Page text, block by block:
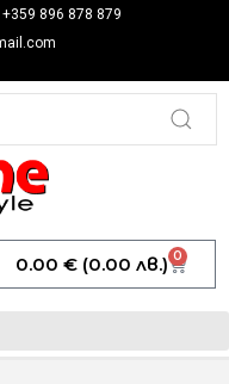
+359 896 878 879
0.00€ (0.00 лв.) 0
Cart